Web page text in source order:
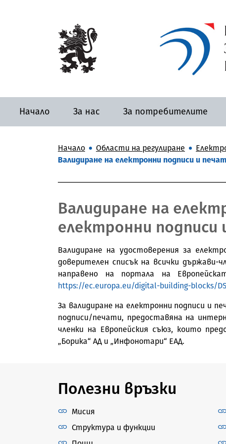
Начало За нас За потребителите
Начало Области на регулиране
Валидиране на електронни подписи и
Валидиране на
електронни подписи
Валидиране на удостоверения за
доверителен списък на всички държави-
направено на портала на
https://ec.europa.eu/digital-building-blocks/
За валидиране на електронни подписи и
подписи/печати, предоставяна на
членки на Европейския съюз, които
„Борика“ АД и „Инфонотари“ ЕАД.
Полезни връзки
Мисия
Структура и функции